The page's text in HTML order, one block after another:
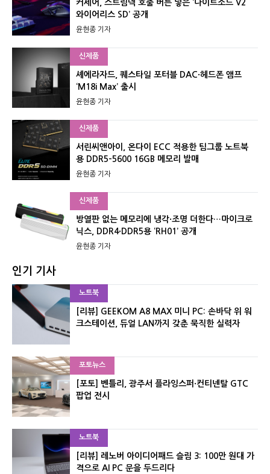
커세어, 스트림덱 호출 버튼 넣은 ‘나이트소드 V2
와이어리스 SD’ 공개
윤현종 기자
신제품
셰에라자드, 퀘스타일 포터블 DAC·헤드폰 앰프
‘M18i Max’ 출시
윤현종 기자
신제품
서린씨앤아이, 온다이 ECC 적용한 팀그룹 노트북
용 DDR5-5600 16GB 메모리 발매
윤현종 기자
신제품
방열판 없는 메모리에 냉각·조명 더한다…마이크로
닉스, DDR4·DDR5용 ‘RH01’ 공개
윤현종 기자
인기 기사
노트북
[리뷰] GEEKOM A8 MAX 미니 PC: 손바닥 위 워
크스테이션, 듀얼 LAN까지 갖춘 묵직한 실력자
포토뉴스
[포토] 벤틀리, 광주서 플라잉스퍼·컨티넨탈 GTC
팝업 전시
노트북
[리뷰] 레노버 아이디어패드 슬림 3: 100만 원대 가
격으로 AI PC 문을 두드리다